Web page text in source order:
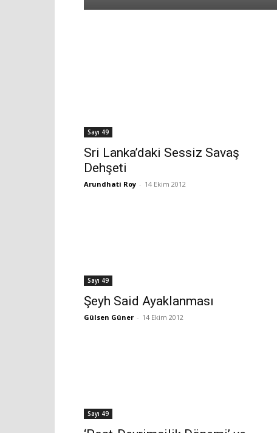
Sayı 49
Sri Lanka’daki Sessiz Savaş
Dehşeti
Arundhati Roy - 14 Ekim 2012
Sayı 49
Şeyh Said Ayaklanması
Gülsen Güner - 14 Ekim 2012
Sayı 49